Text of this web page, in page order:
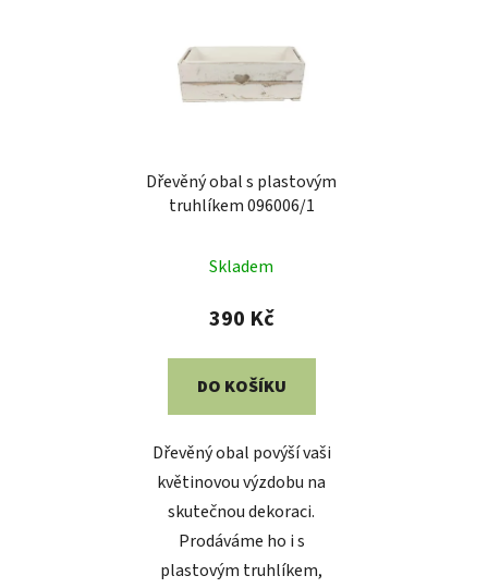
Dřevěný obal s plastovým
truhlíkem 096006/1
Skladem
390 Kč
DO KOŠÍKU
Dřevěný obal povýší vaši
květinovou výzdobu na
skutečnou dekoraci.
Prodáváme ho i s
plastovým truhlíkem,